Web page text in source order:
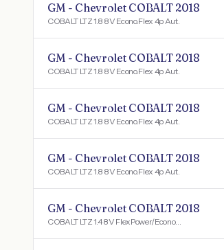
GM - Chevrolet COBALT 2018
COBALT LTZ 1.8 8V Econo.Flex 4p Aut.
GM - Chevrolet COBALT 2018
COBALT LTZ 1.8 8V Econo.Flex 4p Aut.
GM - Chevrolet COBALT 2018
COBALT LTZ 1.8 8V Econo.Flex 4p Aut.
GM - Chevrolet COBALT 2018
COBALT LTZ 1.8 8V Econo.Flex 4p Aut.
GM - Chevrolet COBALT 2018
COBALT LTZ 1.4 8V FlexPower/EconoFlex 4p